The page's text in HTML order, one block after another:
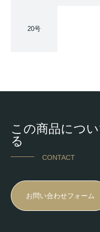
20号
この商品につ
る
CONTACT
お問い合わせフォーム